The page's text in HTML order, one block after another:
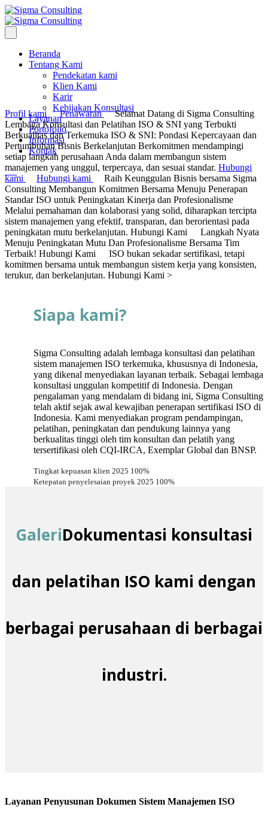
Beranda
Tentang Kami
Pendekatan kami
Klien Kami
Karir
Kebijakan Konsultasi
Layanan
Portofolio
Informasi
Kontak
Profil kami Penawaran
Selamat Datang di Sigma Consulting
Lembaga Konsultasi dan Pelatihan ISO & SNI yang Terbukti
Berkualitas dan Terkemuka ISO & SNI: Pondasi Kepercayaan dan
Pertumbuhan Bisnis Berkelanjutan Berkomitmen mendampingi
setiap langkah perusahaan Anda dalam membangun sistem
manajemen yang unggul, terpercaya, dan sesuai standar. Hubungi
kami
Hubungi kami
Raih Keunggulan Bisnis bersama Sigma
Consulting Membangun Komitmen Bersama Menuju Penerapan
Standar ISO untuk Peningkatan Kinerja dan Profesionalisme
Melalui pemahaman dan kolaborasi yang solid, diharapkan tercipta
sistem manajemen yang efektif, transparan, dan berorientasi pada
peningkatan mutu berkelanjutan. Hubungi Kami
Langkah Nyata
Menuju Peningkatan Mutu Dan Profesionalisme Bersama Tim
Terbaik! Hubungi Kami
ISO bukan sekadar sertifikasi, tetapi
komitmen bersama untuk membangun sistem kerja yang konsisten,
terukur, dan berkelanjutan. Hubungi Kami >
Siapa kami?
Sigma Consulting adalah lembaga konsultasi dan pelatihan
sistem manajemen ISO terkemuka, khususnya di Indonesia,
yang dikenal menyediakan layanan terbaik. Sebagai lembaga
konsultasi unggulan kompetitif di Indonesia. Dengan
pengalaman yang mendalam di bidang ini, Sigma Consulting
telah aktif sejak awal kewajiban penerapan sertifikasi ISO di
Indonesia. Kami menyediakan program pendampingan,
pelatihan, peningkatan dan pendukung lainnya yang
berkualitas tinggi oleh tim konsultan dan pelatih yang
tersertifikasi oleh CQI-IRCA, Exemplar Global dan BNSP.
Tingkat kepuasan klien 2025 100%
Ketepatan penyelesaian proyek 2025 100%
GaleriDokumentasi konsultasi
dan pelatihan ISO kami dengan
berbagai perusahaan di berbagai
industri.
Layanan Penyusunan Dokumen Sistem Manajemen ISO